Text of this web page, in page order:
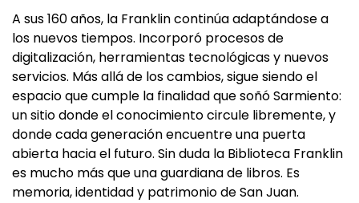
A sus 160 años, la Franklin continúa adaptándose a
los nuevos tiempos. Incorporó procesos de
digitalización, herramientas tecnológicas y nuevos
servicios. Más allá de los cambios, sigue siendo el
espacio que cumple la finalidad que soñó Sarmiento:
un sitio donde el conocimiento circule libremente, y
donde cada generación encuentre una puerta
abierta hacia el futuro. Sin duda la Biblioteca Franklin
es mucho más que una guardiana de libros. Es
memoria, identidad y patrimonio de San Juan.